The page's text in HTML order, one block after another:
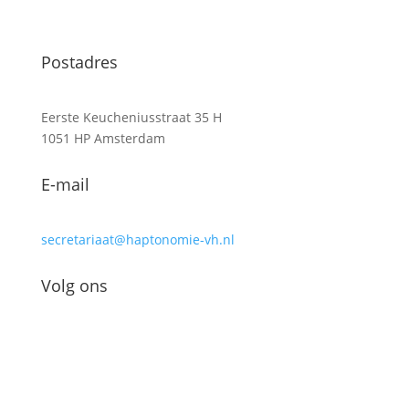
Postadres
Eerste Keucheniusstraat 35 H
1051 HP Amsterdam
E-mail
secretariaat@haptonomie-vh.nl
Volg ons